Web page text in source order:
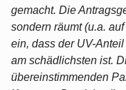
gemacht. Die
sondern räumt (u.a.
ein, dass der UV-
am schädlichsten ist.
übereinstimmenden